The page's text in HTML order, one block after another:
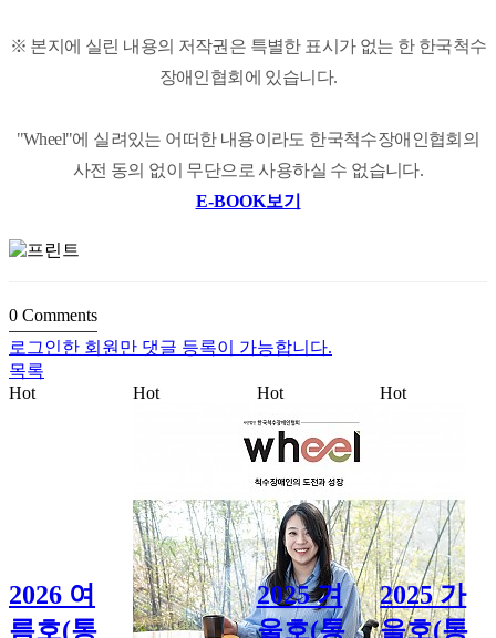
※ 본지에 실린 내용의 저작권은 특별한 표시가 없는 한 한국척수
장애인협회에 있습니다.
"Wheel"에 실려있는 어떠한 내용이라도 한국척수장애인협회의
사전 동의 없이 무단으로 사용하실 수 없습니다.
E-BOOK보기
0 Comments
로그인한 회원만 댓글 등록이 가능합니다.
목록
Hot
2026 여
름호(통
Hot Hot
2025 겨
울호(통
Hot
2025 가
을호(통